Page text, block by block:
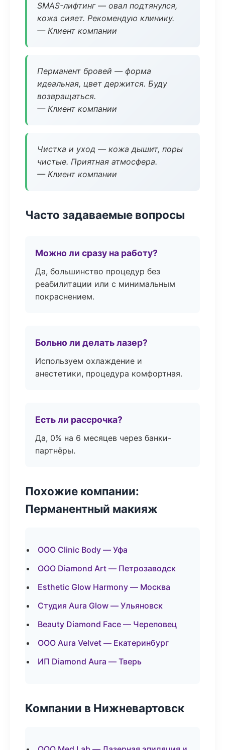
SMAS-лифтинг — овал подтянулся,
кожа сияет. Рекомендую клинику.
— Клиент компании
Перманент бровей — форма
идеальная, цвет держится. Буду
возвращаться.
— Клиент компании
Чистка и уход — кожа дышит, поры
чистые. Приятная атмосфера.
— Клиент компании
Часто задаваемые вопросы
Можно ли сразу на работу?
Да, большинство процедур без
реабилитации или с минимальным
покраснением.
Больно ли делать лазер?
Используем охлаждение и
анестетики, процедура комфортная.
Есть ли рассрочка?
Да, 0% на 6 месяцев через банки-
партнёры.
Похожие компании:
Перманентный макияж
ООО Clinic Body — Уфа
ООО Diamond Art — Петрозаводск
Esthetic Glow Harmony — Москва
Студия Aura Glow — Ульяновск
Beauty Diamond Face — Череповец
ООО Aura Velvet — Екатеринбург
ИП Diamond Aura — Тверь
Компании в Нижневартовск